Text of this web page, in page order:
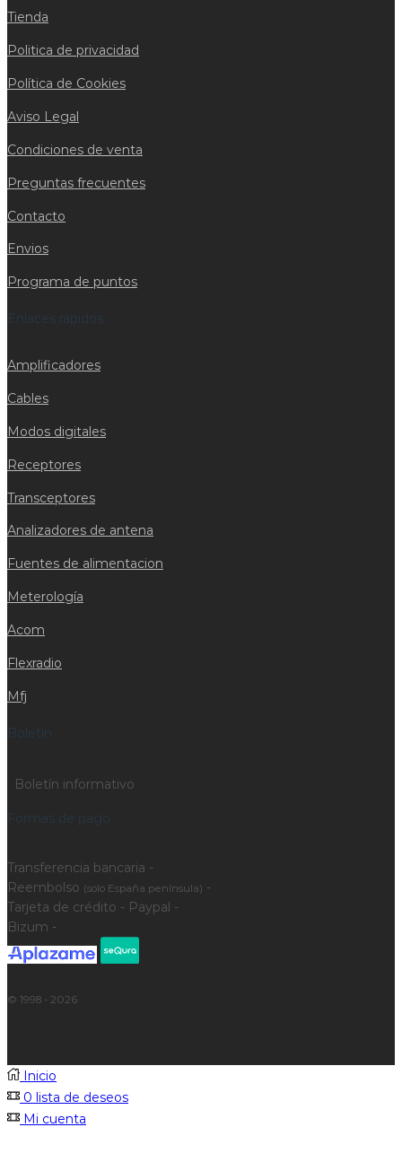
Tienda
Politica de privacidad
Política de Cookies
Aviso Legal
Condiciones de venta
Preguntas frecuentes
Contacto
Envios
Programa de puntos
Enlaces rapidos
Amplificadores
Cables
Modos digitales
Receptores
Transceptores
Analizadores de antena
Fuentes de alimentacion
Meterología
Acom
Flexradio
Mfj
Boletín
Boletín informativo
Formas de pago
Transferencia bancaria -
Reembolso (solo España península) -
Tarjeta de crédito - Paypal -
Bizum -
© 1998 - 2026
Inicio
0 lista de deseos
Mi cuenta